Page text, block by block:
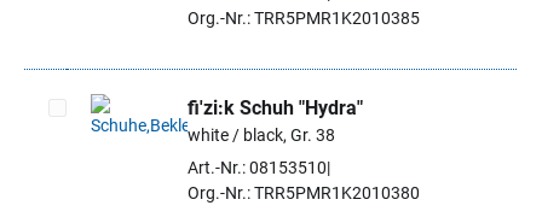
Org.-Nr.: TRR5PMR1K2010385
Artikel auswählen
fi'zi:k Schuh "Hydra"
white / black, Gr. 38
Art.-Nr.: 08153510
Org.-Nr.: TRR5PMR1K2010380